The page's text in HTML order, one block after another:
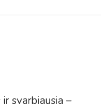
svarbiausia –